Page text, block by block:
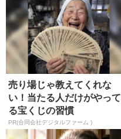
売り場じゃ教えてくれな
い！当たる人だけがやって
る宝くじの習慣
PR(合同会社デジタルファーム )